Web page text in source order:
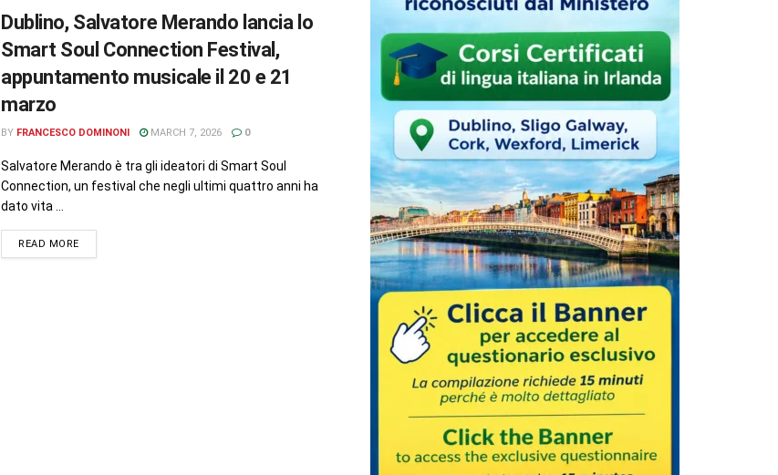
Dublino, Salvatore Merando lancia lo
Smart Soul Connection Festival,
appuntamento musicale il 20 e 21
marzo
BY FRANCESCO DOMINONI MARCH 7, 2026 0
Salvatore Merando è tra gli ideatori di Smart Soul
Connection, un festival che negli ultimi quattro anni ha
dato vita ...
READ MORE